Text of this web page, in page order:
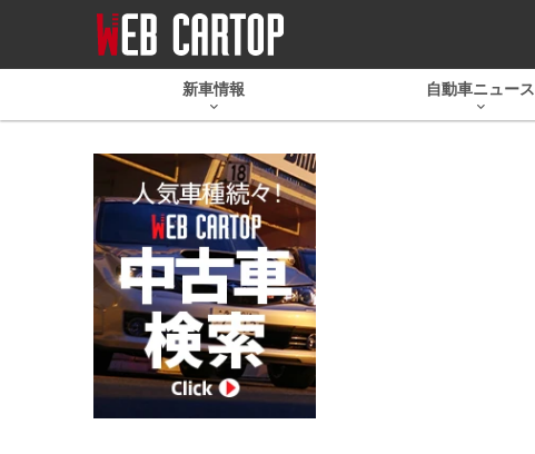
新車情報 自動車ニュース